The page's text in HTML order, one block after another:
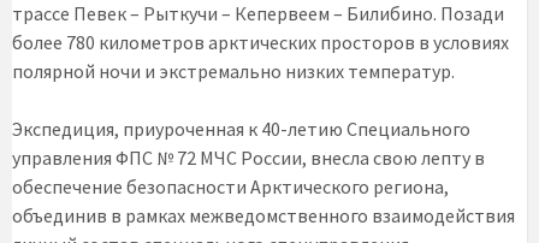
трассе Певек – Рыткучи – Кепервеем – Билибино. Позади
более 780 километров арктических просторов в условиях
полярной ночи и экстремально низких температур.
Экспедиция, приуроченная к 40-летию Специального
управления ФПС № 72 МЧС России, внесла свою лепту в
обеспечение безопасности Арктического региона,
объединив в рамках межведомственного взаимодействия